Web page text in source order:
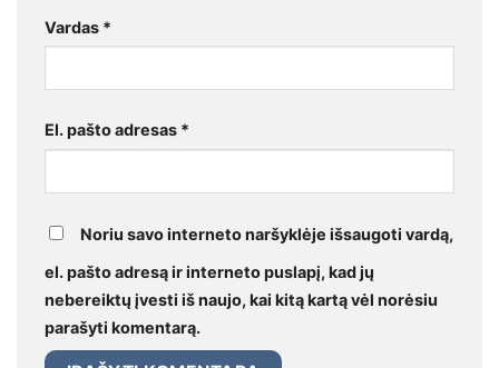
Vardas *
El. pašto adresas *
Noriu savo interneto naršyklėje išsaugoti vardą,
el. pašto adresą ir interneto puslapį, kad jų
nebereiktų įvesti iš naujo, kai kitą kartą vėl norėsiu
parašyti komentarą.